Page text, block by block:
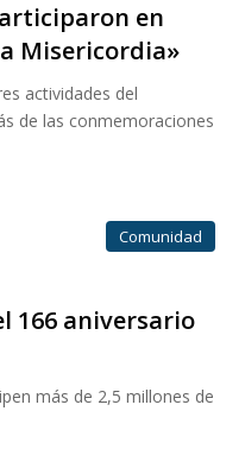
en
Misericordia»
actividades del
de las conmemoraciones
Comunidad
166 aniversario
más de 2,5 millones de